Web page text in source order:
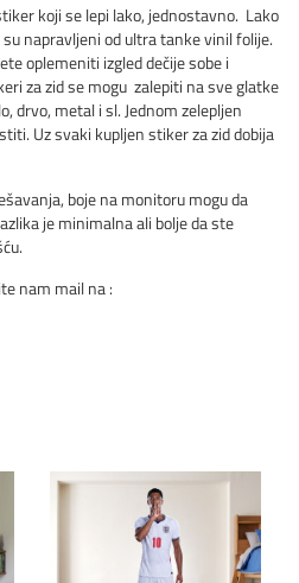
koji se lepi lako, jednostavno. Lako
napravljeni od ultra tanke vinil folije.
oplemeniti izgled dečije sobe i
za zid se mogu zalepiti na sve glatke
drvo, metal i sl. Jednom zelepljen
Uz svaki kupljen stiker za zid dobija
boje na monitoru mogu da
je minimalna ali bolje da ste
nam mail na :